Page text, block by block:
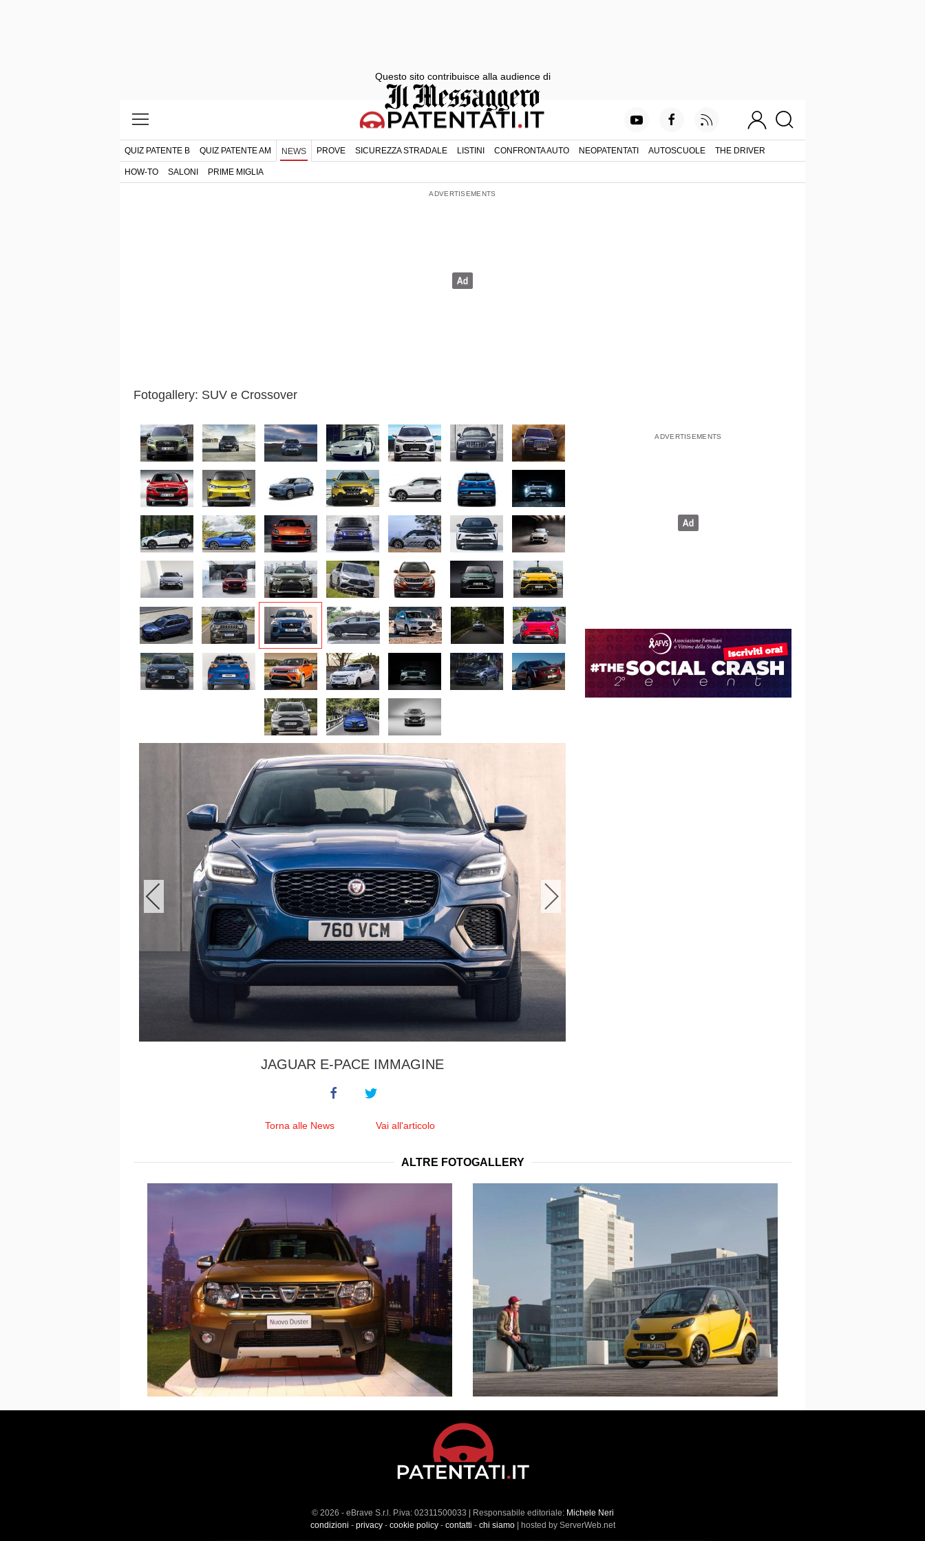
QUIZ PATENTE B QUIZ PATENTE AM NEWS PROVE SICUREZZA STRADALE LISTINI CONFRONTA AUTO NEOPATENTATI AUTOSCUOLE THE DRIVER
HOW-TO SALONI PRIME MIGLIA
Fotogallery: SUV e Crossover
JAGUAR E-PACE IMMAGINE
Torna alle News Vai all'articolo
ALTRE FOTOGALLERY
Questo sito contribuisce alla audience di
© 2026 - eBrave S.r.l. P.iva: 02311500033 | Responsabile editoriale: Michele Neri
condizioni - privacy- cookie policy- contatti - chi siamo| hosted by ServerWeb.net